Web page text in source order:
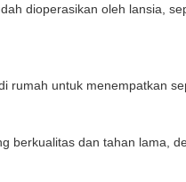
dioperasikan oleh lansia,
rumah untuk menempatkan
berkualitas dan tahan lama,